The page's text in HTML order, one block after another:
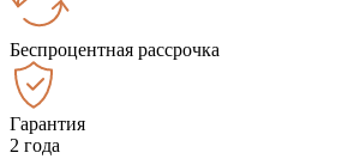
Беспроцентная рассрочка
Гарантия
2 года